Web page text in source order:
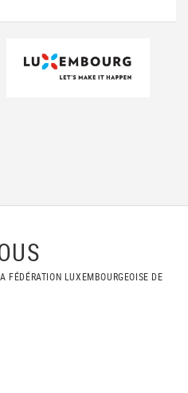
FÉDÉRATION LUXEMBOURGEOISE DE